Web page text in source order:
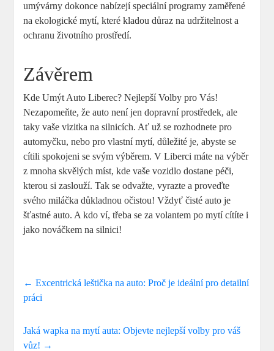
umývárny dokonce nabízejí speciální programy zaměřené
na ekologické mytí, které kladou důraz na udržitelnost a
ochranu životního prostředí.
Závěrem
Kde Umýt Auto Liberec? Nejlepší Volby pro Vás!
Nezapomeňte, že auto není jen dopravní prostředek, ale
taky vaše vizitka na silnicích. Ať už se rozhodnete pro
automyčku, nebo pro vlastní mytí, důležité je, abyste se
cítili spokojeni se svým výběrem. V Liberci máte na výběr
z mnoha skvělých míst, kde vaše vozidlo dostane péči,
kterou si zaslouží. Tak se odvažte, vyrazte a proveďte
svého miláčka důkladnou očistou! Vždyť čisté auto je
šťastné auto. A kdo ví, třeba se za volantem po mytí cítíte i
jako nováčkem na silnici!
← Excentrická leštička na auto: Proč je ideální pro detailní
práci
Jaká wapka na mytí auta: Objevte nejlepší volby pro váš
vůz! →